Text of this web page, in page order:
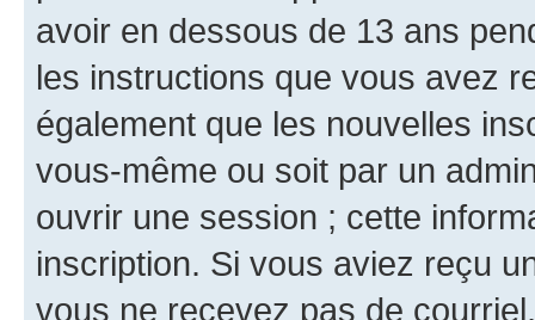
avoir en dessous de 13 ans
les instructions que vous avez
également que les nouvelles
vous-même ou soit par un
ouvrir une session ; cette
inscription. Si vous aviez reçu
vous ne recevez pas de